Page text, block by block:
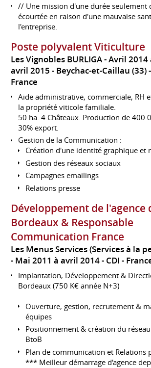
// Une mission d'une durée seulement
écourtée en raison d'une mauvaise
l'entreprise.
Poste polyvalent Viticulture
Les Vignobles BURLIGA
Avril 2014
avril 2015 Beychac-et-Caillau (33)
France
Aide administrative, commerciale, RH
la propriété viticole familiale.
50 ha. 4 Châteaux. Production de 400
30% export.
Gestion de la Communication :
Création d'une identité graphique et
Gestion des réseaux sociaux
Campagnes emailings
Relations presse
Développement de l'agence
Bordeaux & Responsable
Communication France
Les Menus Services (Services à la
Mai 2011 à avril 2014 CDI
Implantation, Développement &
Bordeaux (750 K€ année N+3)
Ouverture, gestion, recrutement &
équipes
Positionnement & création du
BtoB
Plan de communication et Relations
*** Meilleur démarrage d'agence